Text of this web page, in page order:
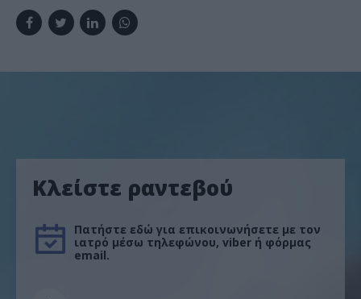
Κλείστε ραντεβού
Πατήστε εδώ για επικοινωνήσετε με τον
ιατρό μέσω τηλεφώνου, viber ή φόρμας
email.